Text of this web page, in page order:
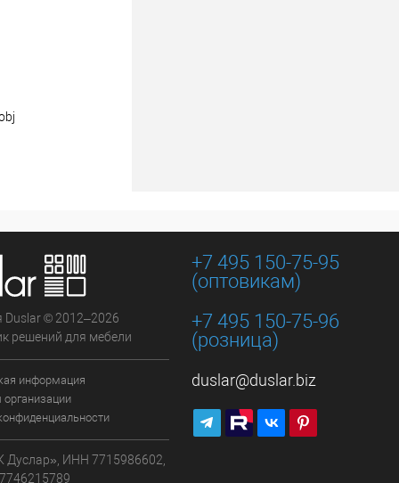
© 2012–2026
решений для мебели
информация
ИНН 7715986602,
+7 495 150-75-95
(оптовикам)
+7 495 150-75-96
(розница)
duslar@duslar.biz